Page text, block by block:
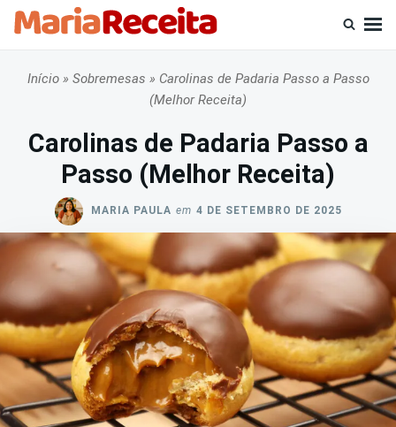
Skip
content
Busca
por:
Início» Sobremesas » Carolinas de Padaria Passo a Passo
(Melhor Receita)
Carolinas de Padaria Passo a
Passo (Melhor Receita)
MARIA PAULA em 4 DE SETEMBRO DE 2025